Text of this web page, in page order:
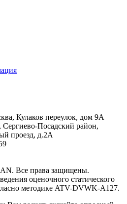
, Кулаков переулок, дом 9А
Посадский район,
проезд, д.2А
Все права защищены.
оценочного статического
методике ATV-DVWK-A127.